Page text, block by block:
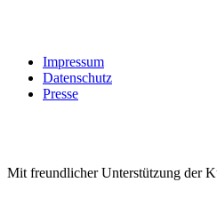
Impressum
Datenschutz
Presse
Mit freundlicher Unterstützung der